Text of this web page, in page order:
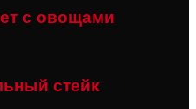
с овощами
стейк